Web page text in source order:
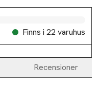
Finns i 22 varuhus
Recensioner